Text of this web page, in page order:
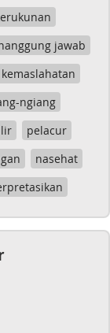
jawab
kemaslahatan
ngiang
pelacur
nasehat